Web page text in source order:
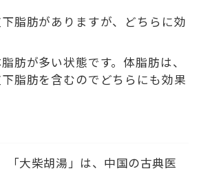
脂肪がありますが、どちらに効
肪が多い状態です。体脂肪は、
脂肪を含むのでどちらにも効果
「大柴胡湯」は、中国の古典医